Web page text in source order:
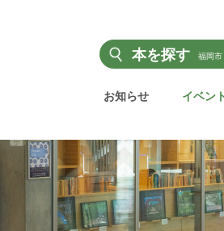
本を探す 福岡
お知らせ イベント